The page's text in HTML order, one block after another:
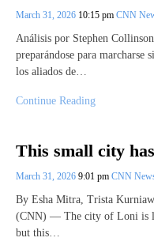
March 31, 2026 10:15 pm CNN
Análisis por Stephen
preparándose para marcharse
los aliados de…
Continue Reading
This small city
March 31, 2026 9:01 pm CNN
By Esha Mitra, Trista
(CNN) — The city of Loni is
but this…